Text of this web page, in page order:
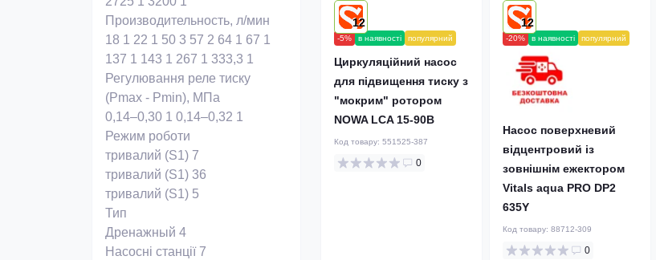
Производительность, л/мин
18 1 22 1 50 3 57 2 64 1 67 1
137 1 143 1 267 1 333,3 1
Регулювання реле тиску
(Pmax - Pmin), МПа
0,14–0,30 1 0,14–0,32 1
Режим роботи
тривалий (S1) 7
тривалий (S1) 36
тривалий (S1) 5
Тип
Дренажный 4
Насосні станції 7
-5% в наявності популярний
12
Циркуляційний насос
для підвищення тиску з
"мокрим" ротором
NOWA LCA 15-90B
Код товару: 551525-387
0
-20% в наявності популярний
12
Насос поверхневий
відцентровий із
зовнішнім ежектором
Vitals aqua PRO DP2
635Y
Код товару: 88712-309
0